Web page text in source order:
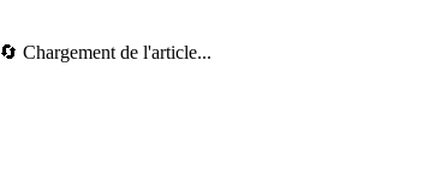
🔄 Chargement de l'article...